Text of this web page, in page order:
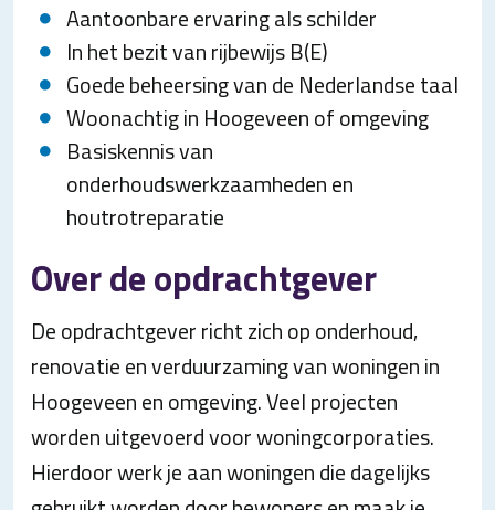
Aantoonbare ervaring als schilder
In het bezit van rijbewijs B(E)
Goede beheersing van de Nederlandse taal
Woonachtig in Hoogeveen of omgeving
Basiskennis van
onderhoudswerkzaamheden en
houtrotreparatie
Over de opdrachtgever
De opdrachtgever richt zich op onderhoud,
renovatie en verduurzaming van woningen in
Hoogeveen en omgeving. Veel projecten
worden uitgevoerd voor woningcorporaties.
Hierdoor werk je aan woningen die dagelijks